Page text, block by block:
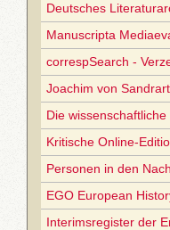
Deutsches
Manuscripta
correspSearch -
Joachim von
Die
Kritische Online-
Personen in den
EGO European
Interimsregister der